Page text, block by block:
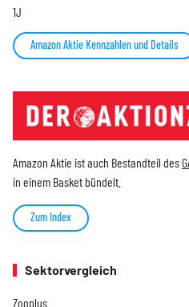
1J
Amazon Aktie Kennzahlen und Details
Amazon Aktie ist auch Bestandteil des
in einem Basket bündelt.
Zum Index
Sektorvergleich
Zooplus